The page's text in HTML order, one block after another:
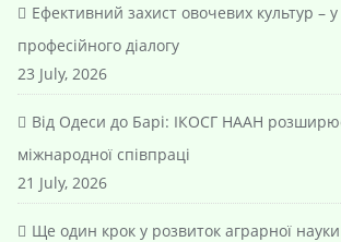
Ефективний захист овочевих культур – у
професійного діалогу
23 July, 2026
Від Одеси до Барі: ІКОСГ НААН
міжнародної співпраці
21 July, 2026
Ще один крок у розвиток аграрної